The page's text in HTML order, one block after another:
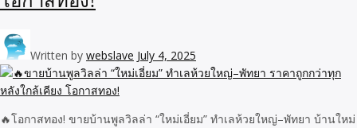
Written by webslave July 4, 2025
🔥โอกาสทอง! ขายบ้านพูลวิลล่า “ใหม่เอี่ยม” ทำเลห้วยใหญ่–พัทยา บ้านใหม่